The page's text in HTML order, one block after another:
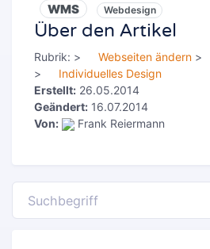
WMS Webdesign
Über den Artikel
Rubrik: > Webseiten ändern>
>
Individuelles Design
Erstellt: 26.05.2014
Geändert: 16.07.2014
Von:
Frank Reiermann